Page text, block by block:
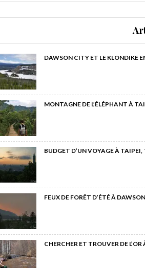
DAWSON CITY ET LE KLONDIKE
MONTAGNE DE L’ÉLÉPHANT À
BUDGET D’UN VOYAGE À
FEUX DE FORÊT D’ÉTÉ À
CHERCHER ET TROUVER DE